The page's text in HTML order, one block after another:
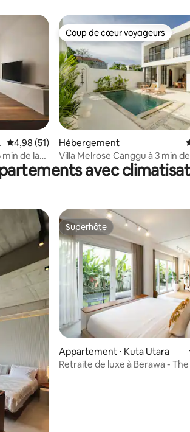
: 5 sur 5
Évaluation moyenne sur la base de 51
4,98 (51)
de la
Coup de cœur voyageurs
Coup de cœur voyageurs
Hébergement
Villa Melrose Canggu à 3 min
Atlas et Finns
avec
: 4,82 sur 5
Superhôte
Superhôte
Appartement ⋅ Kuta Utara
Retraite de luxe à Berawa -